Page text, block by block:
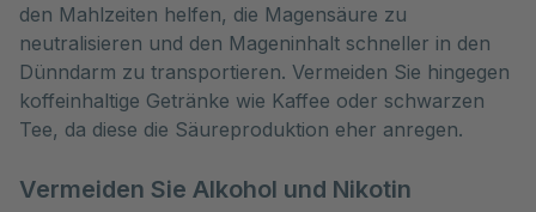
den Mahlzeiten helfen, die Magensäure zu
neutralisieren und den Mageninhalt schneller in den
Dünndarm zu transportieren. Vermeiden Sie hingegen
koffeinhaltige Getränke wie Kaffee oder schwarzen
Tee, da diese die Säureproduktion eher anregen.
Vermeiden Sie Alkohol und Nikotin